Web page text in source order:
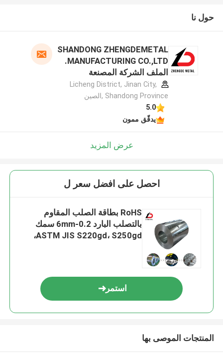
حول نا
SHANDONG ZHENGDEMETAL
MANUFACTURING CO.,LTD.
الملف الشركة المصنعة
Licheng District, Jinan City,
Shandong Province ,الصين
5.0
يدقّق ممون
عرض المزيد
احصل على افضل سعر ل
RoHS بطاقة الصلب المقاوم
بالتصلب البارد 0.2-6mm سمك
ASTM JIS S220gd، S250gd،
استمر
المنتجات الموصى بها